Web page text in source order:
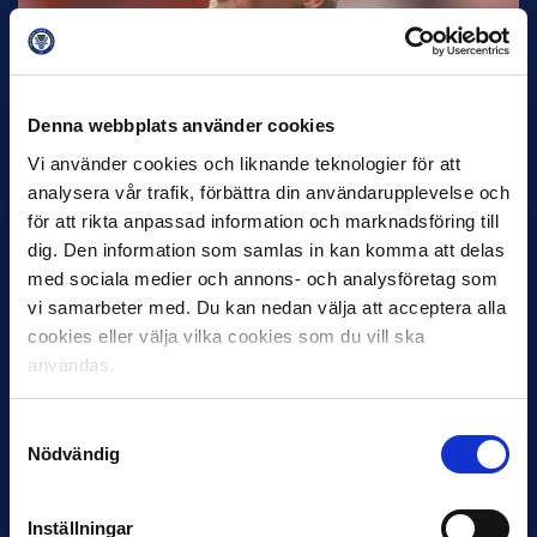
Denna webbplats använder cookies
Vi använder cookies och liknande teknologier för att
analysera vår trafik, förbättra din användarupplevelse och
för att rikta anpassad information och marknadsföring till
dig. Den information som samlas in kan komma att delas
med sociala medier och annons- och analysföretag som
vi samarbeter med. Du kan nedan välja att acceptera alla
cookies eller välja vilka cookies som du vill ska
användas.
Nödvändig
Inställningar
Helstrup ny tränare i Malmö FF
Inleder mot…
Favorit i repris för Sirius i maj